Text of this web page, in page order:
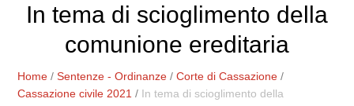
In tema di scioglimento della
comunione ereditaria
Home /Sentenze - Ordinanze /Corte di Cassazione /
Cassazione civile 2021 / In tema di scioglimento della